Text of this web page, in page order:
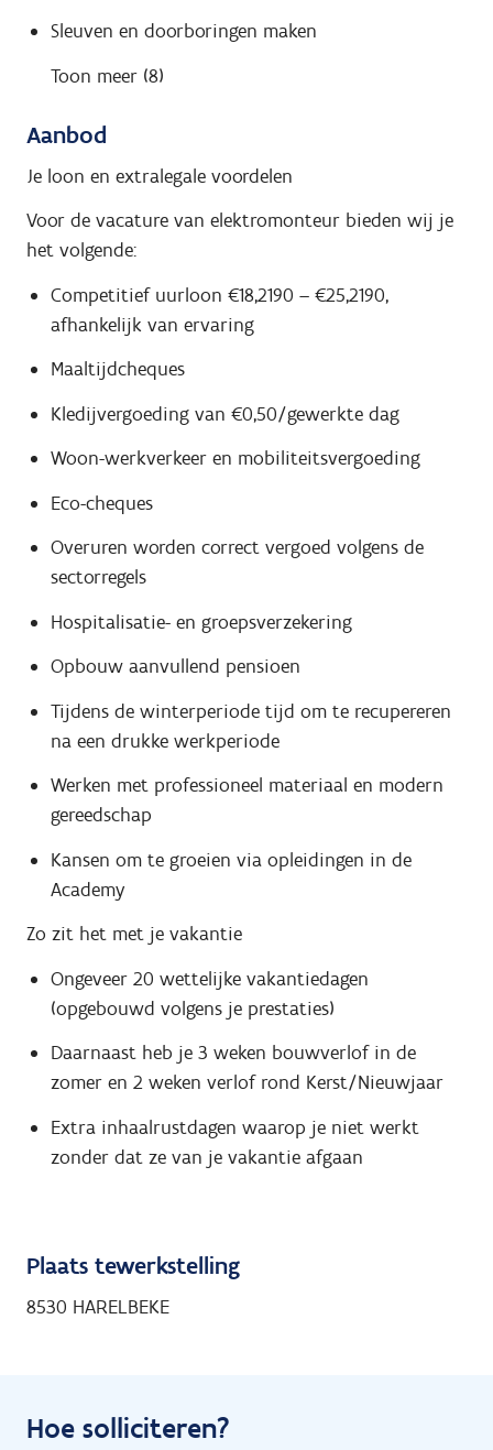
Sleuven en doorboringen maken
Toon meer (8)
Aanbod
Je loon en extralegale voordelen
Voor de vacature van elektromonteur bieden wij je
het volgende:
Competitief uurloon €18,2190 – €25,2190,
afhankelijk van ervaring
Maaltijdcheques
Kledijvergoeding van €0,50/gewerkte dag
Woon-werkverkeer en mobiliteitsvergoeding
Eco-cheques
Overuren worden correct vergoed volgens de
sectorregels
Hospitalisatie- en groepsverzekering
Opbouw aanvullend pensioen
Tijdens de winterperiode tijd om te recupereren
na een drukke werkperiode
Werken met professioneel materiaal en modern
gereedschap
Kansen om te groeien via opleidingen in de
Academy
Zo zit het met je vakantie
Ongeveer 20 wettelijke vakantiedagen
(opgebouwd volgens je prestaties)
Daarnaast heb je 3 weken bouwverlof in de
zomer en 2 weken verlof rond Kerst/Nieuwjaar
Extra inhaalrustdagen waarop je niet werkt
zonder dat ze van je vakantie afgaan
Plaats tewerkstelling
8530 HARELBEKE
Hoe solliciteren?